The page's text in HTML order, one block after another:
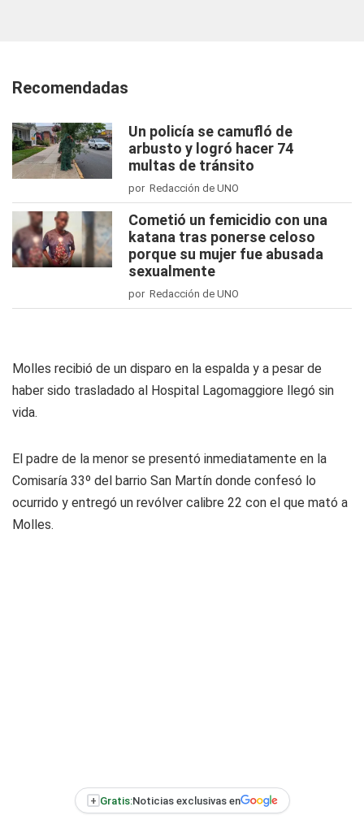
Recomendadas
Un policía se camufló de
arbusto y logró hacer 74
multas de tránsito
por Redacción de UNO
Cometió un femicidio con una
katana tras ponerse celoso
porque su mujer fue abusada
sexualmente
por Redacción de UNO
Molles recibió de un disparo en la espalda y a pesar de
haber sido trasladado al Hospital Lagomaggiore llegó sin
vida.
El padre de la menor se presentó inmediatamente en la
Comisaría 33º del barrio San Martín donde confesó lo
ocurrido y entregó un revólver calibre 22 con el que mató a
Molles.
+ Gratis:Noticias exclusivas en